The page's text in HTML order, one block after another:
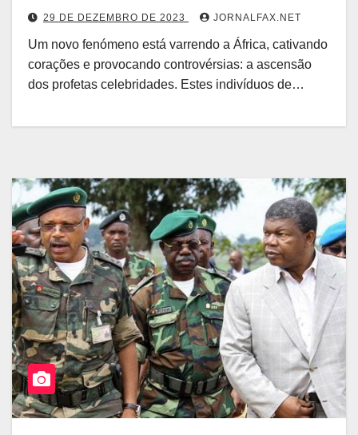
29 DE DEZEMBRO DE 2023 JORNALFAX.NET
Um novo fenómeno está varrendo a África, cativando
corações e provocando controvérsias: a ascensão
dos profetas celebridades. Estes indivíduos de…